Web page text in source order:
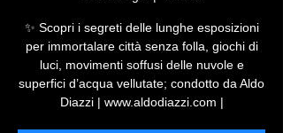
✨ Scopri i segreti delle lunghe esposizioni
per immortalare città senza folla, giochi di
luci, movimenti soffusi delle nuvole e
superfici d’acqua vellutate; condotto da Aldo
Diazzi | www.aldodiazzi.com |